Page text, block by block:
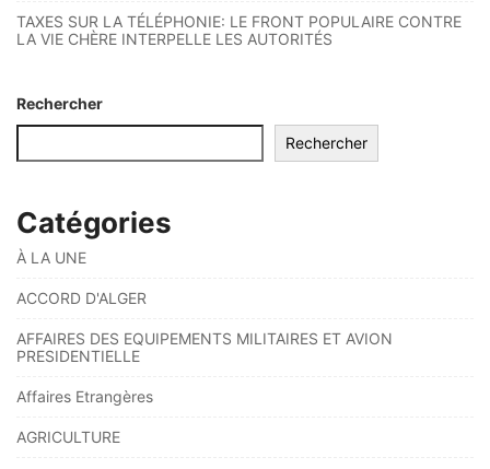
TAXES SUR LA TÉLÉPHONIE: LE FRONT POPULAIRE CONTRE
LA VIE CHÈRE INTERPELLE LES AUTORITÉS
Rechercher
Rechercher
Catégories
À LA UNE
ACCORD D'ALGER
AFFAIRES DES EQUIPEMENTS MILITAIRES ET AVION
PRESIDENTIELLE
Affaires Etrangères
AGRICULTURE